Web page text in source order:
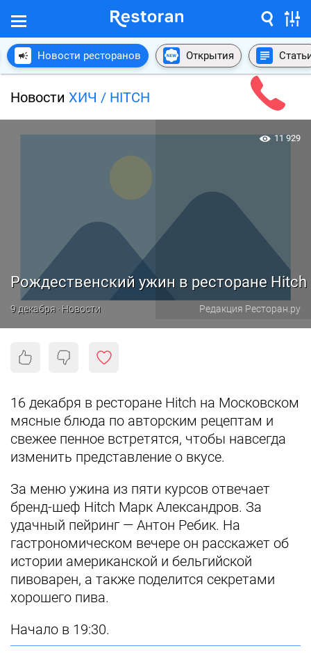
Новости ресторанов Открытия
Новости ХИЧ / HITCH
Рождественский ужин в ресторане Hitch
9 декабря · Новости Редакция Ресторан.ру
11 929
16 декабря в ресторане Hitch на Московском
мясные блюда по авторским рецептам и
свежее пенное встретятся, чтобы навсегда
изменить представление о вкусе.
За меню ужина из пяти курсов отвечает
бренд-шеф Hitch Марк Александров. За
удачный пейринг — Антон Ребик. На
гастрономическом вечере он расскажет об
истории американской и бельгийской
пивоварен, а также поделится секретами
хорошего пива.
Начало в 19:30.